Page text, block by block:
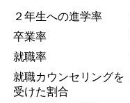
２年生への進学率
卒業率
就職率
就職カウンセリングを
受けた割合